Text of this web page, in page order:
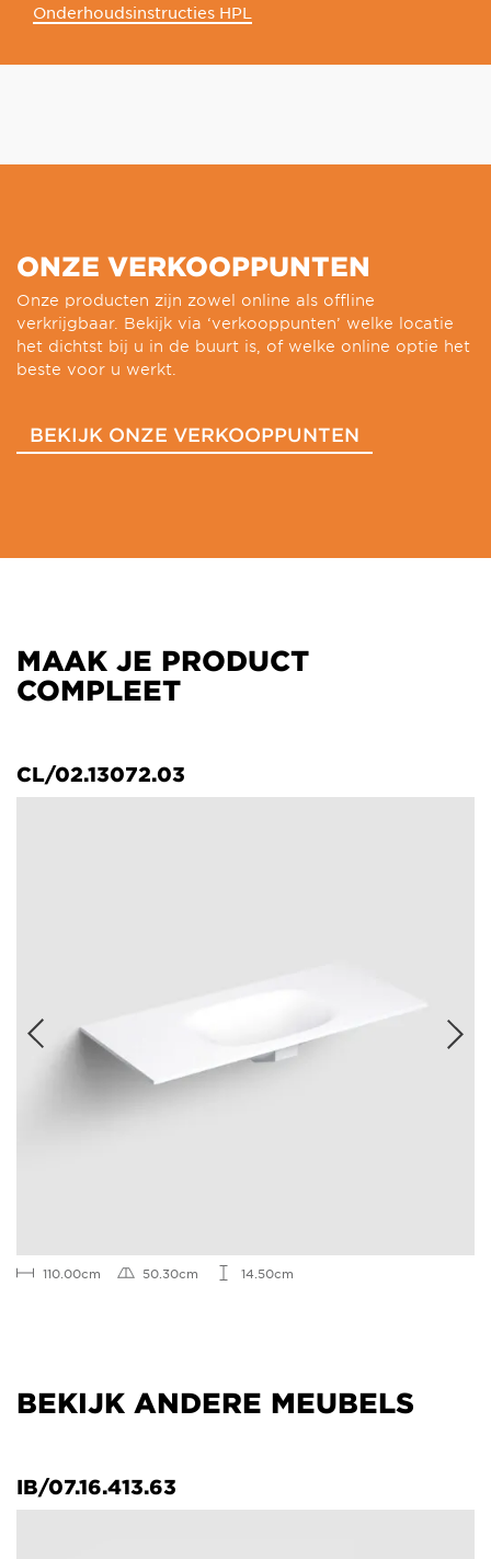
Onderhoudsinstructies HPL
ONZE VERKOOPPUNTEN
Onze producten zijn zowel online als offline
verkrijgbaar. Bekijk via ‘verkooppunten’ welke locatie
het dichtst bij u in de buurt is, of welke online optie het
beste voor u werkt.
BEKIJK ONZE VERKOOPPUNTEN
MAAK JE PRODUCT
COMPLEET
CL/02.13072.03
110.00cm 50.30cm 14.50cm
BEKIJK ANDERE MEUBELS
IB/07.16.413.63